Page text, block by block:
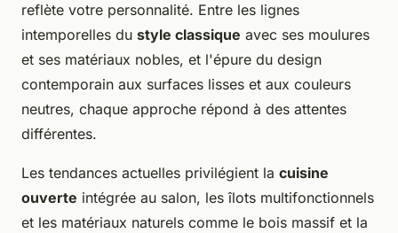
reflète votre personnalité. Entre les lignes
intemporelles du style classique avec ses moulures
et ses matériaux nobles, et l'épure du design
contemporain aux surfaces lisses et aux couleurs
neutres, chaque approche répond à des attentes
différentes.
Les tendances actuelles privilégient la cuisine
ouverte intégrée au salon, les îlots multifonctionnels
et les matériaux naturels comme le bois massif et la